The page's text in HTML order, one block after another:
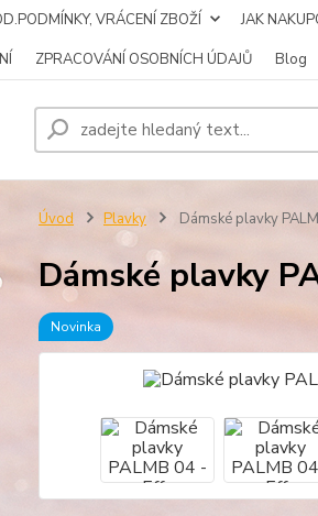
VRÁCENÍ ZBOŽÍ JAK
ZPRACOVÁNÍ OSOBNÍCH ÚDAJŮ Blog
Úvod Plavky Dámské plavky
Dámské plavky
Novinka